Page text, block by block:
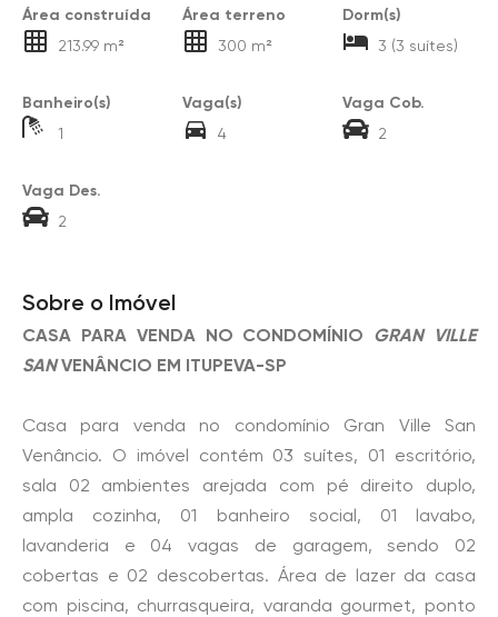
Área construída
213.99 m²
Área terreno
300 m²
Dorm(s)
3 (3 suítes)
Banheiro(s)
1
Vaga(s)
4
Vaga Cob.
2
Vaga Des.
2
Sobre o Imóvel
CASA PARA VENDA NO CONDOMÍNIO GRAN VILLE
SANVENÂNCIO EM ITUPEVA-SP
Casa para venda no condomínio Gran Ville San
Venâncio. O imóvel contém 03 suítes, 01 escritório,
sala 02 ambientes arejada com pé direito duplo,
ampla cozinha, 01 banheiro social, 01 lavabo,
lavanderia e 04 vagas de garagem, sendo 02
cobertas e 02 descobertas. Área de lazer da casa
com piscina, churrasqueira, varanda gourmet, ponto